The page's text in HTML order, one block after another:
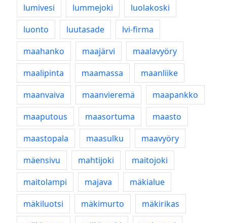
lumivesi
lummejoki
luolakoski
luonto
luutasade
lvi-firma
maahanko
maajärvi
maalavyöry
maalipinta
maamassa
maanliike
maanvaiva
maanvieremä
maapankko
maaputous
maasortuma
maasto
maastopala
maasulku
maavyöry
mäensivu
mahtijoki
maitojoki
maitolampi
majava
mäkialue
mäkiluotsi
mäkimurto
mäkirikas